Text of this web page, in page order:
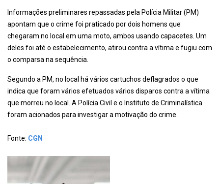
Informações preliminares repassadas pela Polícia Militar (PM)
apontam que o crime foi praticado por dois homens que
chegaram no local em uma moto, ambos usando capacetes. Um
deles foi até o estabelecimento, atirou contra a vítima e fugiu com
o comparsa na sequência.
Segundo a PM, no local há vários cartuchos deflagrados o que
indica que foram vários efetuados vários disparos contra a vítima
que morreu no local. A Polícia Civil e o Instituto de Criminalística
foram acionados para investigar a motivação do crime.
Fonte: CGN